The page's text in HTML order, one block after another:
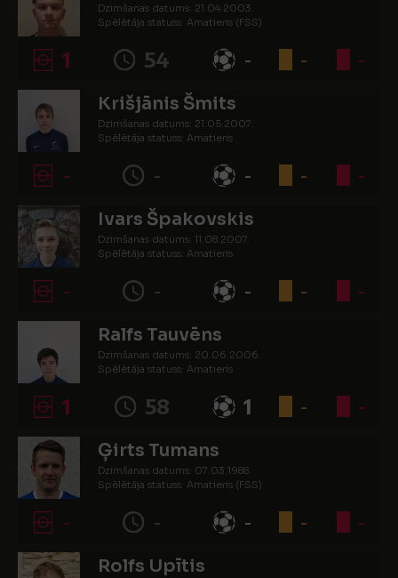
Dzimšanas datums: 21.04.2003.
Spēlētāja statuss: Amatieris (FSS)
1 54 - - -
Krišjānis Šmits
Dzimšanas datums: 21.05.2007.
Spēlētāja statuss: Amatieris
- - - - -
Ivars Špakovskis
Dzimšanas datums: 11.08.2007.
Spēlētāja statuss: Amatieris
- - - - -
Ralfs Tauvēns
Dzimšanas datums: 20.06.2006.
Spēlētāja statuss: Amatieris
1 58 1 - -
Ģirts Tumans
Dzimšanas datums: 07.03.1988.
Spēlētāja statuss: Amatieris (FSS)
- - - - -
Rolfs Upītis